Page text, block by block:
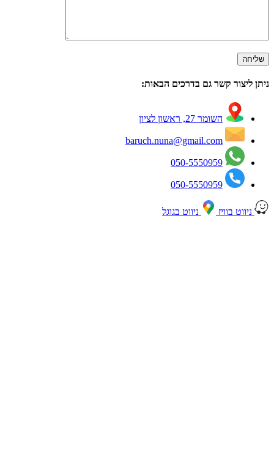
ניתן ליצור קשר גם בדרכים הבאות:
השומר 27, ראשון לציון
baruch.nuna@gmail.com
050-5550959
050-5550959
ניווט בוויז ניווט בגוגל